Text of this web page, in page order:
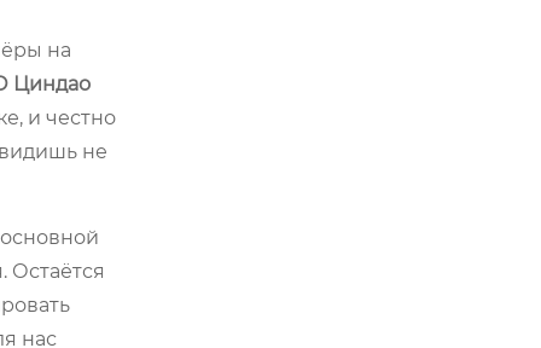
на
Циндао
и честно
видишь не
Остаётся
нас